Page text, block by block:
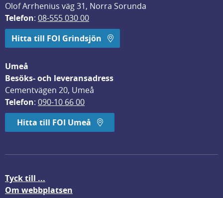
Olof Arrhenius väg 31, Norra Sorunda
Telefon: 08-555 030 00
Hitta till FOI Grindsjön
Umeå
Besöks- och leveransadress
Cementvägen 20, Umeå
Telefon: 090-10 66 00
Hitta till FOI Umeå
Tyck till ...
Om webbplatsen